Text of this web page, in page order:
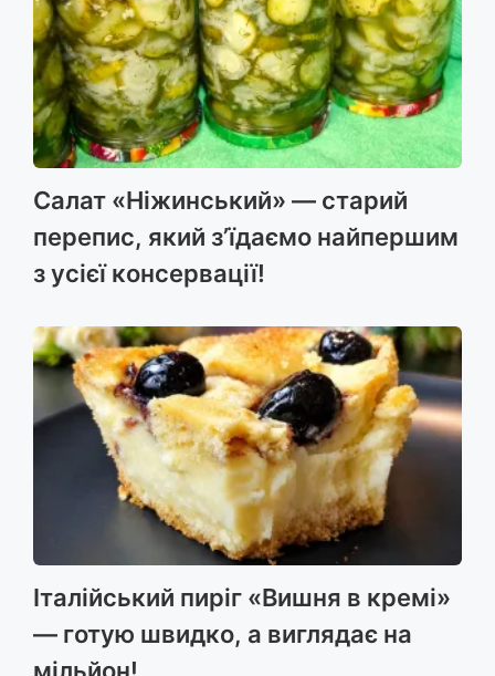
Салат «Ніжинський» — старий
перепис, який з’їдаємо найпершим
з усієї консервації!
Італійський пиріг «Вишня в кремі»
— готую швидко, а виглядає на
мільйон!